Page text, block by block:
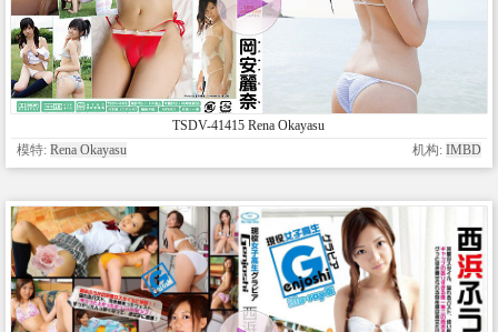
TSDV-41415 Rena Okayasu
模特: Rena Okayasu 机构: IMBD